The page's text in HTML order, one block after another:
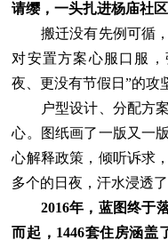
请缨，一头扎进杨庙社
搬迁没有先例可循，
对安置方案心服口服
夜、更没有节假日”的攻
户型设计、分配方案
心。图纸画了一版又一
心解释政策，倾听诉求
多个的日夜，汗水浸透了
2016年，蓝图终于
而起，1446套住房涵盖